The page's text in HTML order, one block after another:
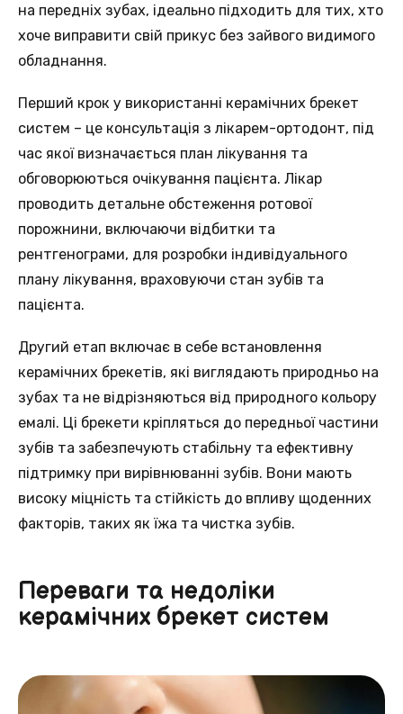
на передніх зубах, ідеально підходить для тих, хто
хоче виправити свій прикус без зайвого видимого
обладнання.
Перший крок у використанні керамічних брекет
систем – це консультація з лікарем-ортодонт, під
час якої визначається план лікування та
обговорюються очікування пацієнта. Лікар
проводить детальне обстеження ротової
порожнини, включаючи відбитки та
рентгенограми, для розробки індивідуального
плану лікування, враховуючи стан зубів та
пацієнта.
Другий етап включає в себе встановлення
керамічних брекетів, які виглядають природньо на
зубах та не відрізняються від природного кольору
емалі. Ці брекети кріпляться до передньої частини
зубів та забезпечують стабільну та ефективну
підтримку при вирівнюванні зубів. Вони мають
високу міцність та стійкість до впливу щоденних
факторів, таких як їжа та чистка зубів.
Переваги та недоліки
керамічних брекет систем